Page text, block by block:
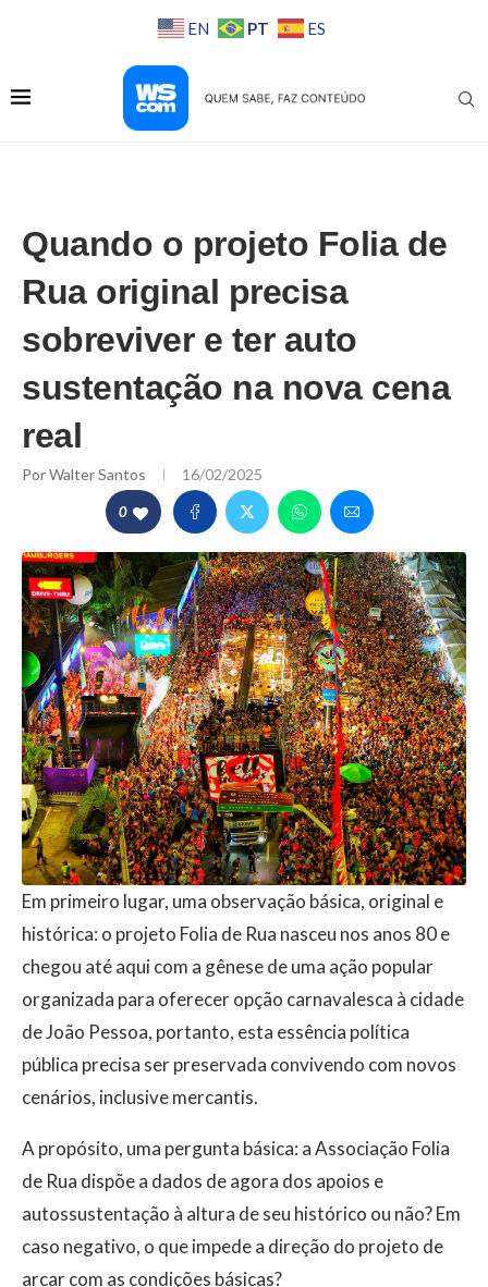
EN PT ES
Quando o projeto Folia de
Rua original precisa
sobreviver e ter auto
sustentação na nova cena
real
PorWalter Santos 16/02/2025
0
Em primeiro lugar, uma observação básica, original e
histórica: o projeto Folia de Rua nasceu nos anos 80 e
chegou até aqui com a gênese de uma ação popular
organizada para oferecer opção carnavalesca à cidade
de João Pessoa, portanto, esta essência política
pública precisa ser preservada convivendo com novos
cenários, inclusive mercantis.
A propósito, uma pergunta básica: a Associação Folia
de Rua dispõe a dados de agora dos apoios e
autossustentação à altura de seu histórico ou não? Em
caso negativo, o que impede a direção do projeto de
arcar com as condições básicas?